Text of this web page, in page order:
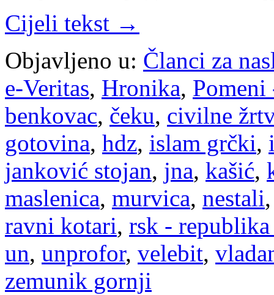
Cijeli tekst →
Objavljeno u: Članci za
e-Veritas, Hronika,
benkovac, čeku, civilne
gotovina, hdz, islam grčki,
janković stojan, jna, kašić,
maslenica, murvica, nestali
ravni kotari, rsk -
un, unprofor, velebit,
zemunik gornji